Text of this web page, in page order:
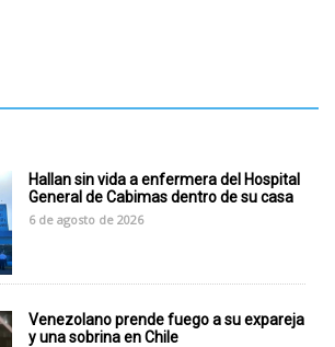
Hallan sin vida a enfermera del Hospital
General de Cabimas dentro de su casa
6 de agosto de 2026
Venezolano prende fuego a su expareja
y una sobrina en Chile